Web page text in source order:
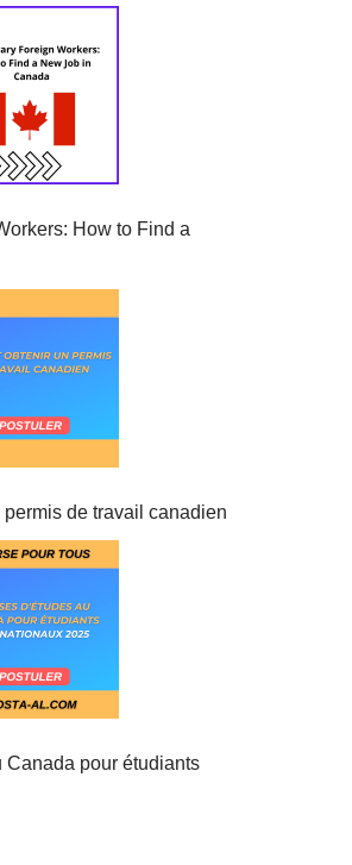
How to Find a
de travail canadien
Canada pour étudiants